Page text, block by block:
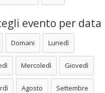
evento per data
Domani Lunedì
Mercoledì Giovedì
Agosto Settembre